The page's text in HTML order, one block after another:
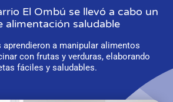
El Ombú se llevó a cabo un
alimentación saludable
a manipular alimentos
con frutas y verduras, elaborando
fáciles y saludables.